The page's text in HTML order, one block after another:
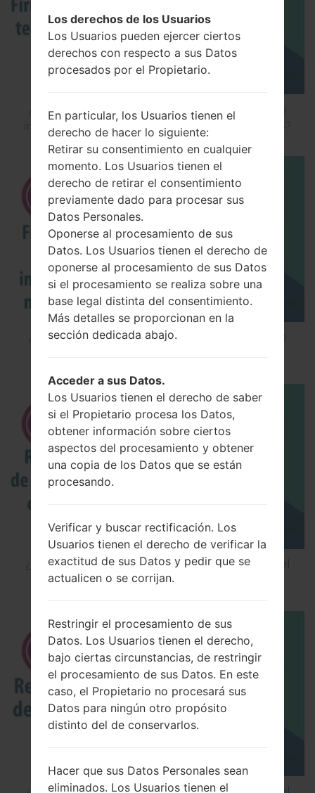
¿Cómo instalar Firmware Oficial en el teléfono
inteligente de LG mediante LG Flash Tool 2014?
¿Cómo instalar Firmware Oficial en el teléfono
¿Cómo restablecer datos de fábrica a través del
código en LG Cookie Smart T375?
Los derechos de los Usuarios
Los Usuarios pueden ejercer ciertos
derechos con respecto a sus Datos
procesados por el Propietario.
En particular, los Usuarios tienen el
derecho de hacer lo siguiente:
Retirar su consentimiento en cualquier
momento. Los Usuarios tienen el
derecho de retirar el consentimiento
previamente dado para procesar sus
Datos Personales.
Oponerse al procesamiento de sus
Datos. Los Usuarios tienen el derecho de
oponerse al procesamiento de sus Datos
si el procesamiento se realiza sobre una
base legal distinta del consentimiento.
Más detalles se proporcionan en la
sección dedicada abajo.
Acceder a sus Datos.
Los Usuarios tienen el derecho de saber
si el Propietario procesa los Datos,
obtener información sobre ciertos
aspectos del procesamiento y obtener
una copia de los Datos que se están
procesando.
Verificar y buscar rectificación. Los
Usuarios tienen el derecho de verificar la
exactitud de sus Datos y pedir que se
actualicen o se corrijan.
Restringir el procesamiento de sus
Datos. Los Usuarios tienen el derecho,
bajo ciertas circunstancias, de restringir
el procesamiento de sus Datos. En este
caso, el Propietario no procesará sus
Datos para ningún otro propósito
distinto del de conservarlos.
Hacer que sus Datos Personales sean
eliminados. Los Usuarios tienen el